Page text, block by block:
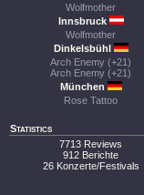
Wolfmother
Innsbruck
Wolfmother
Dinkelsbühl
Arch Enemy (+21)
Arch Enemy (+21)
München
Rose Tattoo
Statistics
7713 Reviews
912 Berichte
26 Konzerte/Festivals